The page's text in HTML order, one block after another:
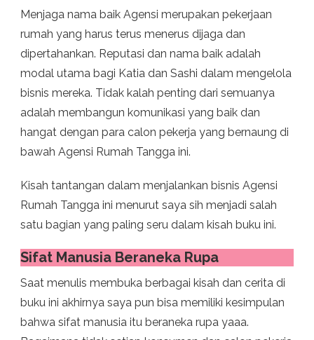
Menjaga nama baik Agensi merupakan pekerjaan
rumah yang harus terus menerus dijaga dan
dipertahankan. Reputasi dan nama baik adalah
modal utama bagi Katia dan Sashi dalam mengelola
bisnis mereka. Tidak kalah penting dari semuanya
adalah membangun komunikasi yang baik dan
hangat dengan para calon pekerja yang bernaung di
bawah Agensi Rumah Tangga ini.
Kisah tantangan dalam menjalankan bisnis Agensi
Rumah Tangga ini menurut saya sih menjadi salah
satu bagian yang paling seru dalam kisah buku ini.
Sifat Manusia Beraneka Rupa
Saat menulis membuka berbagai kisah dan cerita di
buku ini akhirnya saya pun bisa memiliki kesimpulan
bahwa sifat manusia itu beraneka rupa yaaa.